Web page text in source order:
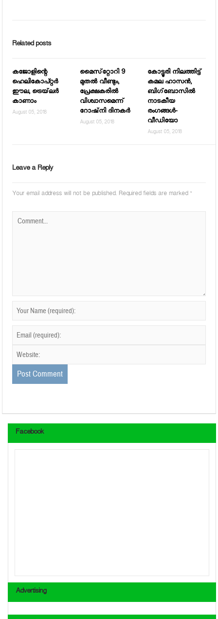
Related posts
കജോളിന്റെ
ഹെലികോപ്റ്റര്‍
ഈല, ട്രെയ്‌ലര്‍
കാണാം
August 05, 2018
മൈസ്‌റ്റോറി 9
മുതല്‍ വീണ്ടും,
പ്രേക്ഷകരില്‍
വിശ്വാസമെന്ന്
റോഷ്‌നി ദിനകര്‍
August 05, 2018
കോട്ടൂരി നിലത്തിട്ട്
കമല ഹാസന്‍,
ബിഗ്‌ബോസില്‍
നാടകീയ
രംഗങ്ങള്‍-
വീഡിയോ
August 05, 2018
Leave a Reply
Your email address will not be published. Required fields are marked *
Facebook
Advertising